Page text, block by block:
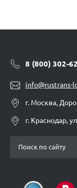
8 (800) 302-
info@rustrans-
г. Москва,
г. Краснодар,